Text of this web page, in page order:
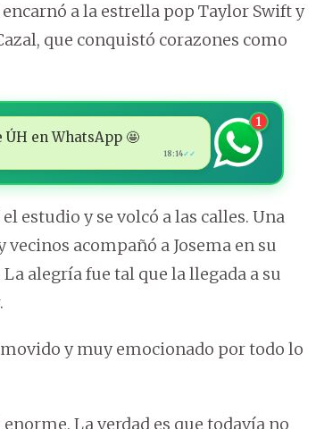
a la estrella pop Taylor Swift y
que conquistó corazones como
en WhatsApp 🤩
18:14✓✓
1
estudio y se volcó a las calles. Una
acompañó a Josema en su
alegría fue tal que la llegada a su
y muy emocionado por todo lo
La verdad es que todavía no